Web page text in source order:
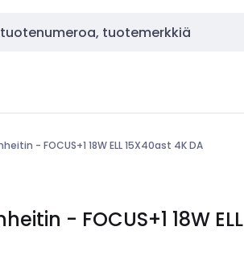
- FOCUS+1 18W ELL 15X40ast 4K DA
- FOCUS+1 18W ELL